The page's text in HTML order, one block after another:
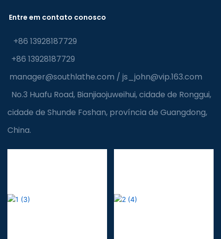
Entre em contato conosco
+86 13928187729
+86 13928187729
manager@southlathe.com / js_john@vip.163.com
No.3 Huafu Road, Bianjiaojuweihui, cidade de Ronggui,
cidade de Shunde Foshan, província de Guangdong,
China.